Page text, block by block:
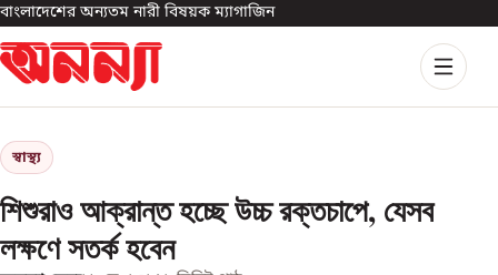
বাংলাদেশের অন্যতম নারী বিষয়ক ম্যাগাজিন
স্বাস্থ্য
শিশুরাও আক্রান্ত হচ্ছে উচ্চ রক্তচাপে, যেসব
লক্ষণে সতর্ক হবেন